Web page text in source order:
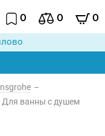
0 0 0
–
Для ванны с душем